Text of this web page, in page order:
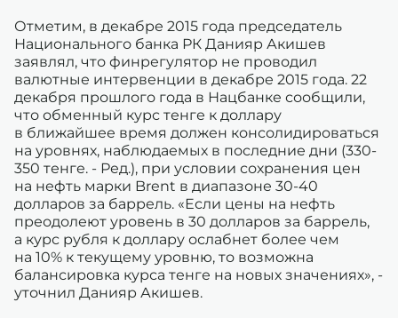
Отметим, в декабре 2015 года председатель
Национального банка РК Данияр Акишев
заявлял, что финрегулятор не проводил
валютные интервенции в декабре 2015 года. 22
декабря прошлого года в Нацбанке сообщили,
что обменный курс тенге к доллару
в ближайшее время должен консолидироваться
на уровнях, наблюдаемых в последние дни (330-
350 тенге. - Ред.), при условии сохранения цен
на нефть марки Brent в диапазоне 30-40
долларов за баррель. «Если цены на нефть
преодолеют уровень в 30 долларов за баррель,
а курс рубля к доллару ослабнет более чем
на 10% к текущему уровню, то возможна
балансировка курса тенге на новых значениях», -
уточнил Данияр Акишев.